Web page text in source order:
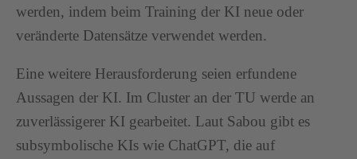
werden, indem beim Training der KI neue oder
veränderte Datensätze verwendet werden.
Eine weitere Herausforderung seien erfundene
Aussagen der KI. Im Cluster an der TU werde an
zuverlässigerer KI gearbeitet. Laut Sabou gibt es
subsymbolische KIs wie ChatGPT, die auf